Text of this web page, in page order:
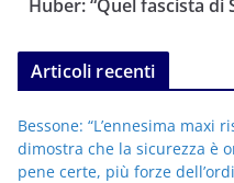
Huber: “Quel fascista
Articoli recenti
Bessone: “L’ennesima maxi
dimostra che la sicurezza è
pene certe, più forze